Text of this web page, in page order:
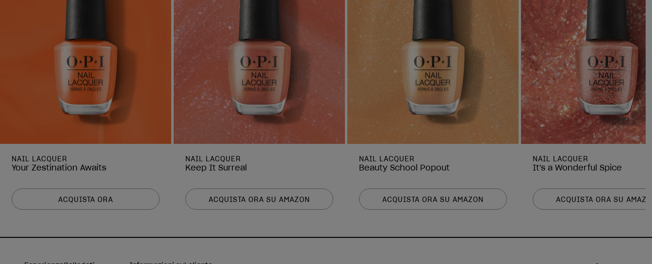
NAIL LACQUER
Your Zestination Awaits
ACQUISTA ORA
NAIL LACQUER
Keep It Surreal
ACQUISTA ORA SU AMAZON
NAIL LACQUER
Beauty School Popout
ACQUISTA ORA SU AMAZON
NAIL LACQUER
It's a Wonderful Spice
ACQUISTA ORA SU